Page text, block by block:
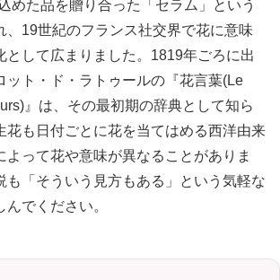
めた品を贈り合った「セラム」という
、19世紀のフランス社交界で花に意味
として広まりました。1819年ごろに出
ット・ド・ラトゥールの『花言葉(Le
』は、その最初期の辞典として知ら
花も日付ごとに花を当てはめる西洋由来
よって花や意味が異なることがありま
も「そういう見方もある」という気軽な
でください。